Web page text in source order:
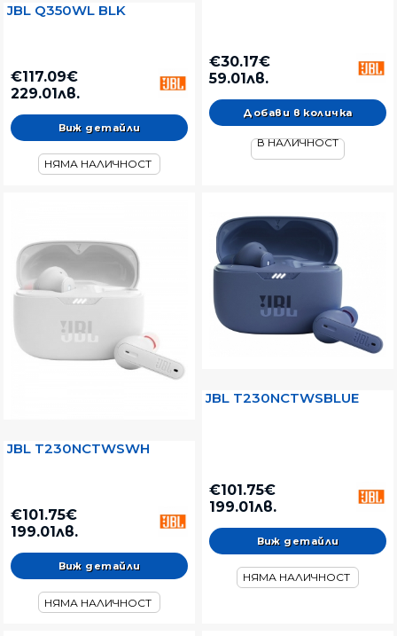
JBL Q350WL BLK
€117.09€
229.01лв.
Виж детайли
НЯМА НАЛИЧНОСТ
€30.17€
59.01лв.
В НАЛИЧНОСТ
JBL T230NCTWSWH
€101.75€
199.01лв.
Виж детайли
НЯМА НАЛИЧНОСТ
JBL T230NCTWSBLUE
€101.75€
199.01лв.
Виж детайли
НЯМА НАЛИЧНОСТ